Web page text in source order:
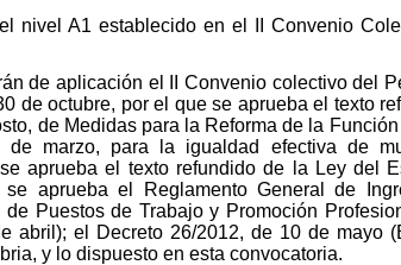
nivel A1 establecido en el II Convenio
de aplicación el II Convenio colectivo del
de octubre, por el que se aprueba el texto
de Medidas para la Reforma de la
marzo, para la igualdad efectiva de
aprueba el texto refundido de la Ley del
aprueba el Reglamento General de
Puestos de Trabajo y Promoción
abril); el Decreto 26/2012, de 10 de mayo
y lo dispuesto en esta convocatoria.